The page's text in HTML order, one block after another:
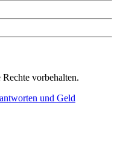
vorbehalten.